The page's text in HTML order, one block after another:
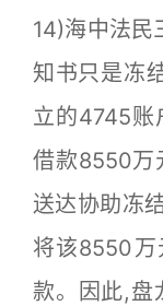
14)海中法民
知书只是冻
立的4745账
借款8550万
送达协助冻
将该8550万
款。因此,盘